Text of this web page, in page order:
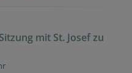
mit St. Josef zu